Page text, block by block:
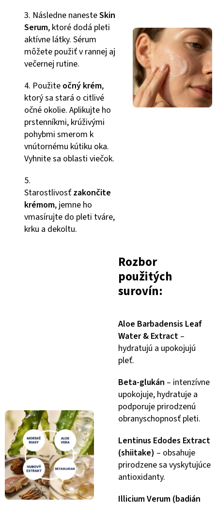
3. Následne nanesteSkin
Serum, ktoré dodá pleti
aktívne látky. Sérum
môžete použiť v rannej aj
večernej rutine.
4. Použite očný krém,
ktorý sa stará o citlivé
očné okolie. Aplikujte ho
prstenníkmi, krúživými
pohybmi smerom k
vnútornému kútiku oka.
Vyhnite sa oblasti viečok.
5.
Starostlivosť zakončite
krémom, jemne ho
vmasírujte do pleti tváre,
krku a dekoltu.
Rozbor
použitých
surovín:
Aloe Barbadensis Leaf
Water & Extract –
hydratujú a upokojujú
pleť.
Beta-glukán – intenzívne
upokojuje, hydratuje a
podporuje prirodzenú
obranyschopnosť pleti.
Lentinus Edodes Extract
(shiitake) – obsahuje
prirodzene sa vyskytujúce
antioxidanty.
Illicium Verum (badián